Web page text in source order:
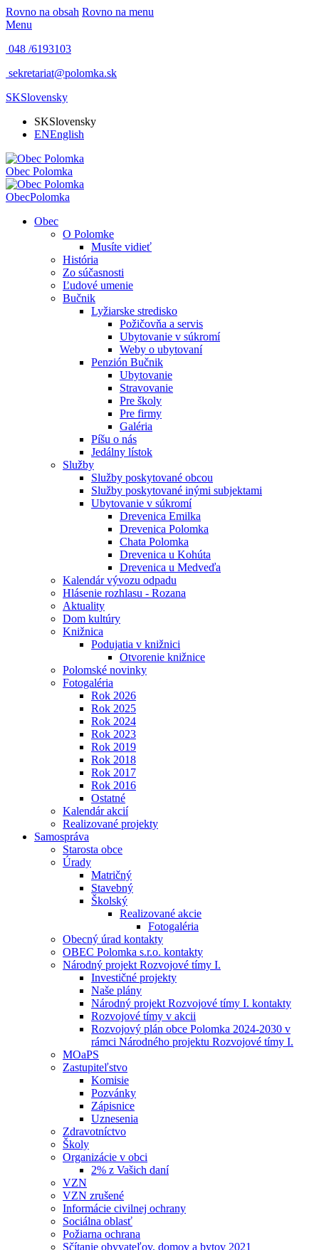
Rovno na obsah Rovno na menu
Menu
048 /6193103
sekretariat@polomka.sk
SKSlovensky
SKSlovensky
ENEnglish
Obec Polomka
ObecPolomka
Obec
O Polomke
Musíte vidieť
História
Zo súčasnosti
Ľudové umenie
Bučnik
Lyžiarske stredisko
Požičovňa a servis
Ubytovanie v súkromí
Weby o ubytovaní
Penzión Bučnik
Ubytovanie
Stravovanie
Pre školy
Pre firmy
Galéria
Píšu o nás
Jedálny lístok
Služby
Služby poskytované obcou
Služby poskytované inými subjektami
Ubytovanie v súkromí
Drevenica Emilka
Drevenica Polomka
Chata Polomka
Drevenica u Kohúta
Drevenica u Medveďa
Kalendár vývozu odpadu
Hlásenie rozhlasu - Rozana
Aktuality
Dom kultúry
Knižnica
Podujatia v knižnici
Otvorenie knižnice
Polomské novinky
Fotogaléria
Rok 2026
Rok 2025
Rok 2024
Rok 2023
Rok 2019
Rok 2018
Rok 2017
Rok 2016
Ostatné
Kalendár akcií
Realizované projekty
Samospráva
Starosta obce
Úrady
Matričný
Stavebný
Školský
Realizované akcie
Fotogaléria
Obecný úrad kontakty
OBEC Polomka s.r.o. kontakty
Národný projekt Rozvojové tímy I.
Investičné projekty
Naše plány
Národný projekt Rozvojové tímy I. kontakty
Rozvojové tímy v akcii
Rozvojový plán obce Polomka 2024-2030 v
rámci Národného projektu Rozvojové tímy I.
MOaPS
Zastupiteľstvo
Komisie
Pozvánky
Zápisnice
Uznesenia
Zdravotníctvo
Školy
Organizácie v obci
2% z Vašich daní
VZN
VZN zrušené
Informácie civilnej ochrany
Sociálna oblasť
Požiarna ochrana
Sčítanie obyvateľov, domov a bytov 2021